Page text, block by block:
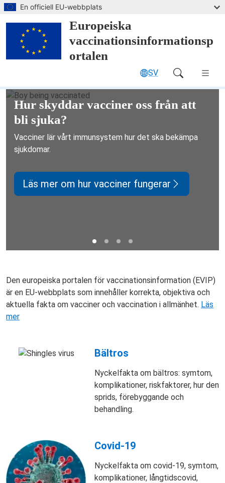
En officiell EU-webbplats
Europeiska
vaccinationsinformationsp
ortalen
SV
Main Navigation (desktop)
Europeiska
Hur skyddar vacciner oss från att
bli sjuka?
Vacciner lär vårt immunsystem hur det ska bekämpa
sjukdomar.
Läs mer om hur vacciner fungerar
Den europeiska portalen för vaccinationsinformation (EVIP)
är en EU-webbplats som innehåller korrekta, objektiva och
aktuella fakta om vacciner och vaccination i allmänhet. Läs
mer
Bältros
Nyckelfakta om bältros: symtom,
komplikationer, riskfaktorer, hur den
sprids, förebyggande och
behandling.
Covid-19
Nyckelfakta om covid-19, symtom,
komplikationer, långtidscovid,